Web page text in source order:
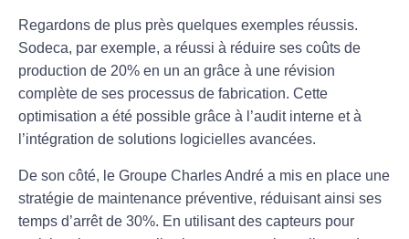
Regardons de plus près quelques exemples réussis.
Sodeca, par exemple, a réussi à réduire ses coûts de
production de 20% en un an grâce à une révision
complète de ses processus de fabrication. Cette
optimisation a été possible grâce à l’audit interne et à
l’intégration de solutions logicielles avancées.
De son côté, le Groupe Charles André a mis en place une
stratégie de maintenance préventive, réduisant ainsi ses
temps d’arrêt de 30%. En utilisant des capteurs pour